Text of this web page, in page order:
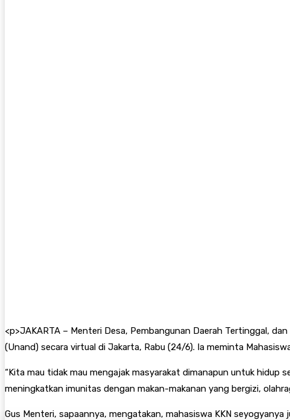
<p>JAKARTA – Menteri Desa, Pembangunan Daerah Tertinggal,
(Unand) secara virtual di Jakarta, Rabu (24/6). Ia meminta
“Kita mau tidak mau mengajak masyarakat dimanapun untuk hidup
meningkatkan imunitas dengan makan-makanan yang bergizi,
Gus Menteri, sapaannya, mengatakan, mahasiswa KKN